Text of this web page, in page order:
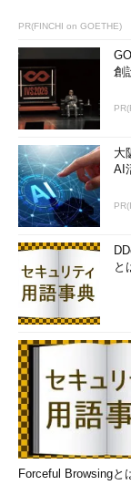
PR(FINCHI on GOETHE)
創
大
AI
と
Forceful Browsingと